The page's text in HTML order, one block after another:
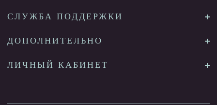
СЛУЖБА ПОДДЕРЖКИ
ДОПОЛНИТЕЛЬНО
ЛИЧНЫЙ КАБИНЕТ